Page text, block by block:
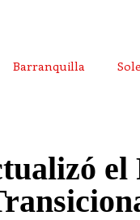
Barranquilla
el